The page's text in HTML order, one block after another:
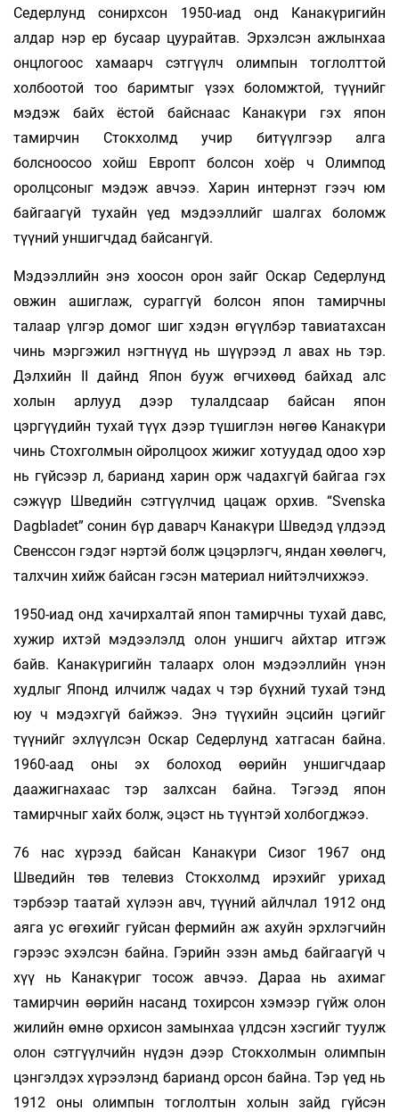
Седерлунд сонирхсон 1950-иад онд Канакүригийн
алдар нэр ер бусаар цуурайтав. Эрхэлсэн ажлынхаа
онцлогоос хамаарч сэтгүүлч олимпын тоглолттой
холбоотой тоо баримтыг үзэх боломжтой, түүнийг
мэдэж байх ёстой байснаас Канакүри гэх япон
тамирчин Стокхолмд учир битүүлгээр алга
болсноосоо хойш Европт болсон хоёр ч Олимпод
оролцсоныг мэдэж авчээ. Харин интернэт гээч юм
байгаагүй тухайн үед мэдээллийг шалгах боломж
түүний уншигчдад байсангүй.
Мэдээллийн энэ хоосон орон зайг Оскар Седерлунд
овжин ашиглаж, сураггүй болсон япон тамирчны
талаар үлгэр домог шиг хэдэн өгүүлбэр тавиатахсан
чинь мэргэжил нэгтнүүд нь шүүрээд л авах нь тэр.
Дэлхийн II дайнд Япон бууж өгчихөөд байхад алс
холын арлууд дээр тулалдсаар байсан япон
цэргүүдийн тухай түүх дээр түшиглэн нөгөө Канакүри
чинь Стохголмын ойролцоох жижиг хотуудад одоо хэр
нь гүйсээр л, барианд харин орж чадахгүй байгаа гэх
сэжүүр Шведийн сэтгүүлчид цацаж орхив. “Svenska
Dagbladet” сонин бүр даварч Канакүри Шведэд үлдээд
Свенссон гэдэг нэртэй болж цэцэрлэгч, яндан хөөлөгч,
талхчин хийж байсан гэсэн материал нийтэлчихжээ.
1950-иад онд хачирхалтай япон тамирчны тухай давс,
хужир ихтэй мэдээлэлд олон уншигч айхтар итгэж
байв. Канакүригийн талаарх олон мэдээллийн үнэн
худлыг Японд илчилж чадах ч тэр бүхний тухай тэнд
юу ч мэдэхгүй байжээ. Энэ түүхийн эцсийн цэгийг
түүнийг эхлүүлсэн Оскар Седерлунд хатгасан байна.
1960-аад оны эх болоход өөрийн уншигчдаар
даажигнахаас тэр залхсан байна. Тэгээд япон
тамирчныг хайх болж, эцэст нь түүнтэй холбогджээ.
76 нас хүрээд байсан Канакүри Сизог 1967 онд
Шведийн төв телевиз Стокхолмд ирэхийг урихад
тэрбээр таатай хүлээн авч, түүний айлчлал 1912 онд
аяга ус өгөхийг гуйсан фермийн аж ахуйн эрхлэгчийн
гэрээс эхэлсэн байна. Гэрийн эзэн амьд байгаагүй ч
хүү нь Канакүриг тосож авчээ. Дараа нь ахимаг
тамирчин өөрийн насанд тохирсон хэмээр гүйж олон
жилийн өмнө орхисон замынхаа үлдсэн хэсгийг туулж
олон сэтгүүлчийн нүдэн дээр Стокхолмын олимпын
цэнгэлдэх хүрээлэнд барианд орсон байна. Тэр үед нь
1912 оны олимпын тоглолтын холын зайд гүйсэн